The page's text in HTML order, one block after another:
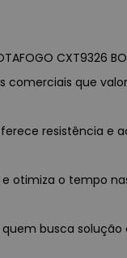
BOTAFOGO
comerciais que
resistência e
otimiza o tempo
busca